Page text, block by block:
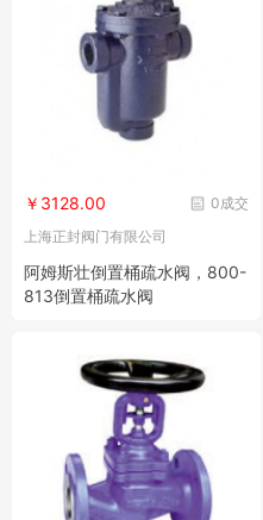
0成交
￥3128.00
上海正封阀门有限公司
阿姆斯壮倒置桶疏水阀，800-
813倒置桶疏水阀